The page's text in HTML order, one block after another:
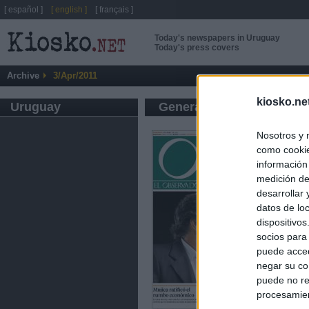
Nosotros y
como
medición
desarrollar
datos de
socios
puede
negar su
puede no
Today's newspapers in Uruguay
Today's press covers
Archive 3/Apr/2011
Uruguay General press
[ español ] [ english ] [ français ]